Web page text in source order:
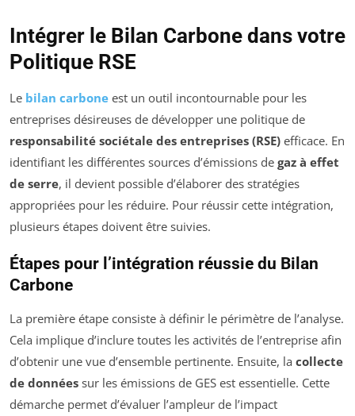
Intégrer le Bilan Carbone dans votre
Politique RSE
Le bilan carbone est un outil incontournable pour les
entreprises désireuses de développer une politique de
responsabilité sociétale des entreprises (RSE) efficace. En
identifiant les différentes sources d’émissions de gaz à effet
de serre, il devient possible d’élaborer des stratégies
appropriées pour les réduire. Pour réussir cette intégration,
plusieurs étapes doivent être suivies.
Étapes pour l’intégration réussie du Bilan
Carbone
La première étape consiste à définir le périmètre de l’analyse.
Cela implique d’inclure toutes les activités de l’entreprise afin
d’obtenir une vue d’ensemble pertinente. Ensuite, la collecte
de données sur les émissions de GES est essentielle. Cette
démarche permet d’évaluer l’ampleur de l’impact